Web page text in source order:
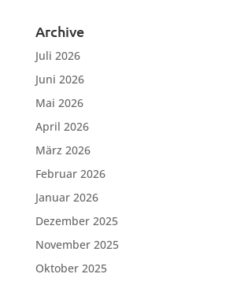
Archive
Juli 2026
Juni 2026
Mai 2026
April 2026
März 2026
Februar 2026
Januar 2026
Dezember 2025
November 2025
Oktober 2025